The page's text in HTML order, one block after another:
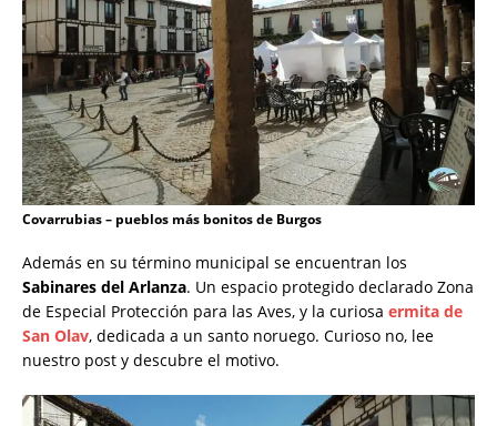
Covarrubias – pueblos más bonitos de Burgos
Además en su término municipal se encuentran los
Sabinares del Arlanza. Un espacio protegido declarado Zona
de Especial Protección para las Aves, y la curiosa ermita de
San Olav, dedicada a un santo noruego. Curioso no, lee
nuestro post y descubre el motivo.